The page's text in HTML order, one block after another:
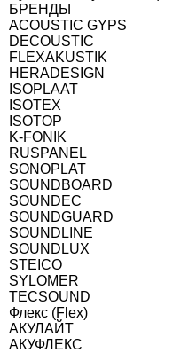
БРЕНДЫ
ACOUSTIC GYPS
DECOUSTIC
FLEXAKUSTIK
HERADESIGN
ISOPLAAT
ISOTEX
ISOTOP
K-FONIK
RUSPANEL
SONOPLAT
SOUNDBOARD
SOUNDEC
SOUNDGUARD
SOUNDLINE
SOUNDLUX
STEICO
SYLOMER
TECSOUND
Флекс (Flex)
АКУЛАЙТ
АКУФЛЕКС